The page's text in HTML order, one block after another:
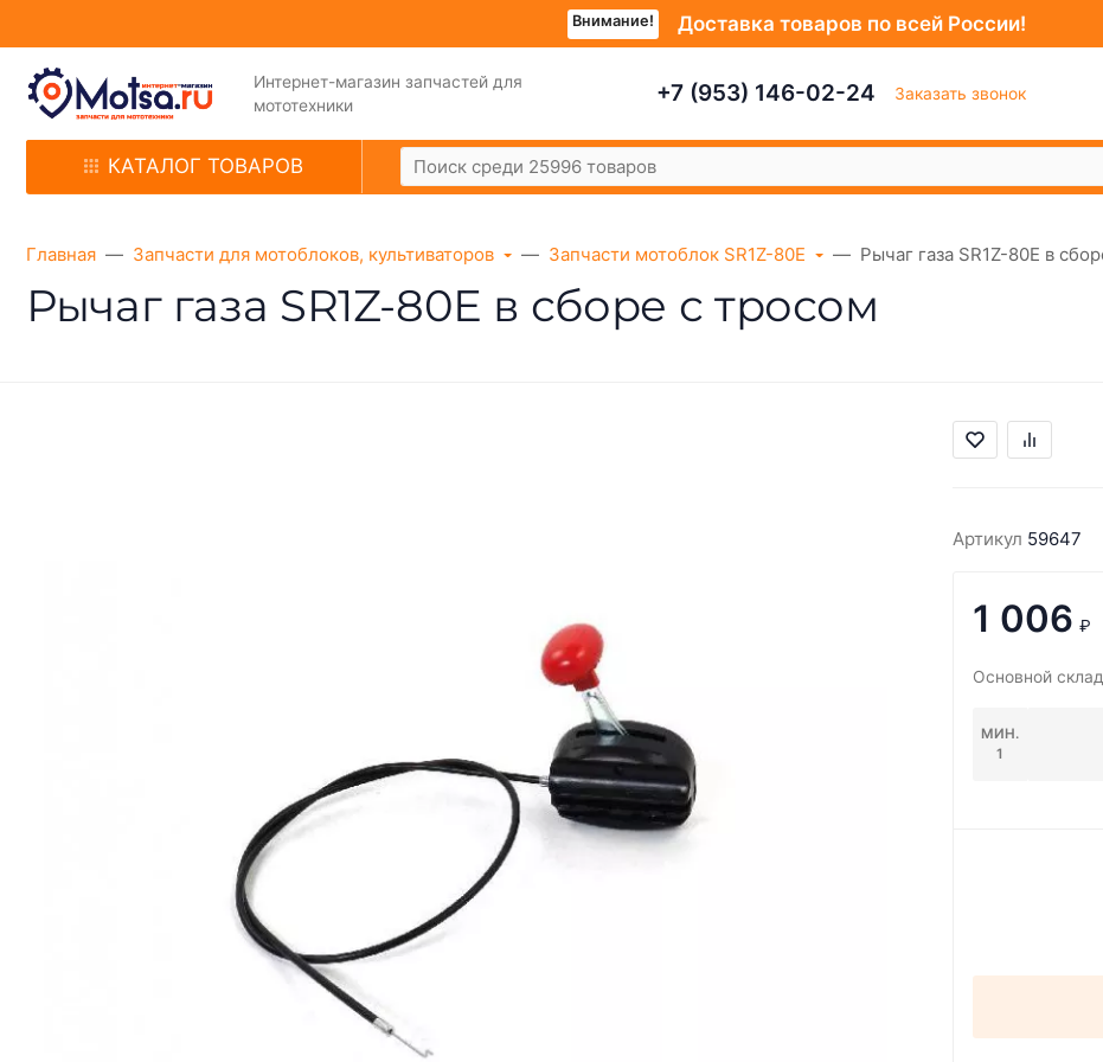
Внимание! Доставка товаров по всей России!
Интернет-магазин запчастей для
мототехники
+7 (953) 146-02-24 Заказать звонок
КАТАЛОГ ТОВАРОВ
Главная Запчасти для мотоблоков, культиваторов Запчасти мотоблок SR1Z-80E Рычаг газа SR1Z-80Е в
Рычаг газа SR1Z-80Е в сборе с тросом
Артикул 59647
1 006 ₽
Основной
МИН.
1